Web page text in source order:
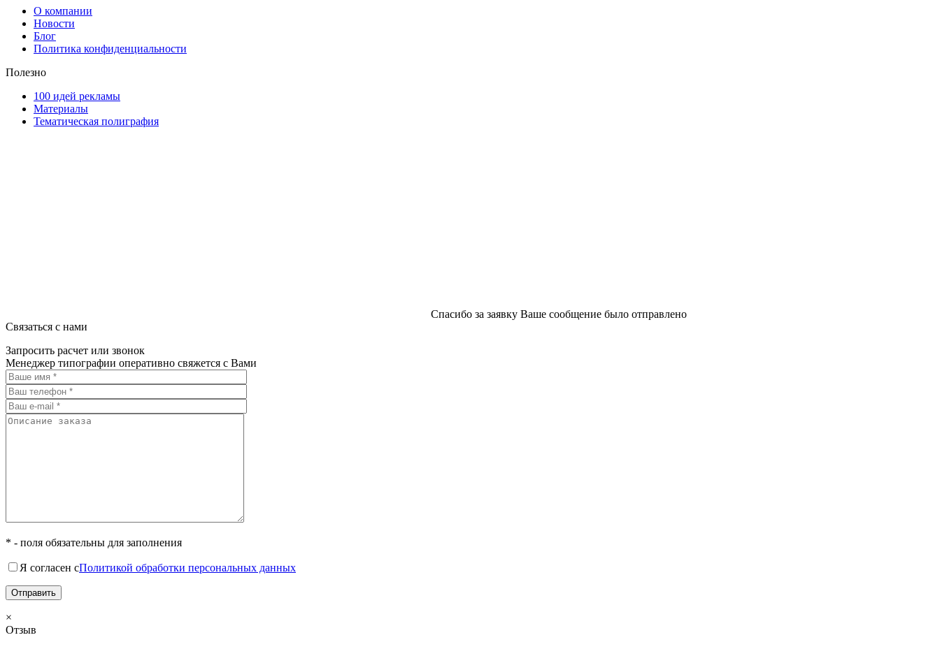
О компании
Новости
Блог
Политика конфиденциальности
Полезно
100 идей рекламы
Материалы
Тематическая полиграфия
Спасибо за заявку Ваше сообщение было отправлено
Связаться с нами
Запросить расчет или звонок
Менеджер типографии оперативно свяжется с Вами
* - поля обязательны для заполнения
Я согласен сПолитикой обработки персональных данных
×
Отзыв